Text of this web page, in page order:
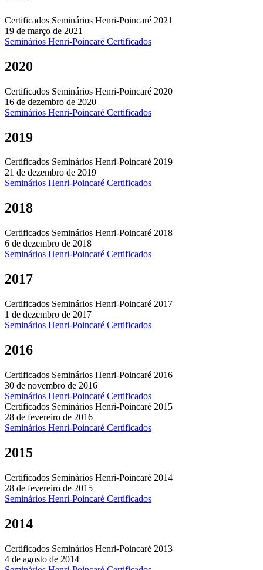
Certificados Seminários Henri-Poincaré 2021
19 de março de 2021
Seminários Henri-Poincaré Certificados
2020
Certificados Seminários Henri-Poincaré 2020
16 de dezembro de 2020
Seminários Henri-Poincaré Certificados
2019
Certificados Seminários Henri-Poincaré 2019
21 de dezembro de 2019
Seminários Henri-Poincaré Certificados
2018
Certificados Seminários Henri-Poincaré 2018
6 de dezembro de 2018
Seminários Henri-Poincaré Certificados
2017
Certificados Seminários Henri-Poincaré 2017
1 de dezembro de 2017
Seminários Henri-Poincaré Certificados
2016
Certificados Seminários Henri-Poincaré 2016
30 de novembro de 2016
Seminários Henri-Poincaré Certificados
Certificados Seminários Henri-Poincaré 2015
28 de fevereiro de 2016
Seminários Henri-Poincaré Certificados
2015
Certificados Seminários Henri-Poincaré 2014
28 de fevereiro de 2015
Seminários Henri-Poincaré Certificados
2014
Certificados Seminários Henri-Poincaré 2013
4 de agosto de 2014